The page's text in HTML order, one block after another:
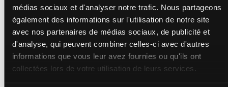
médias sociaux et d'analyser notre trafic. Nous partageons
également des informations sur l'utilisation de notre site
avec nos partenaires de médias sociaux, de publicité et
d'analyse, qui peuvent combiner celles-ci avec d'autres
informations que vous leur avez fournies ou qu'ils ont
collectées lors de votre utilisation de leurs services.